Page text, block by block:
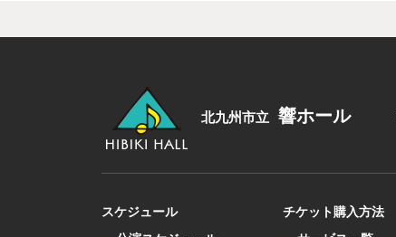
北九州市立 響ホール
スケジュール
チケット 購入方法